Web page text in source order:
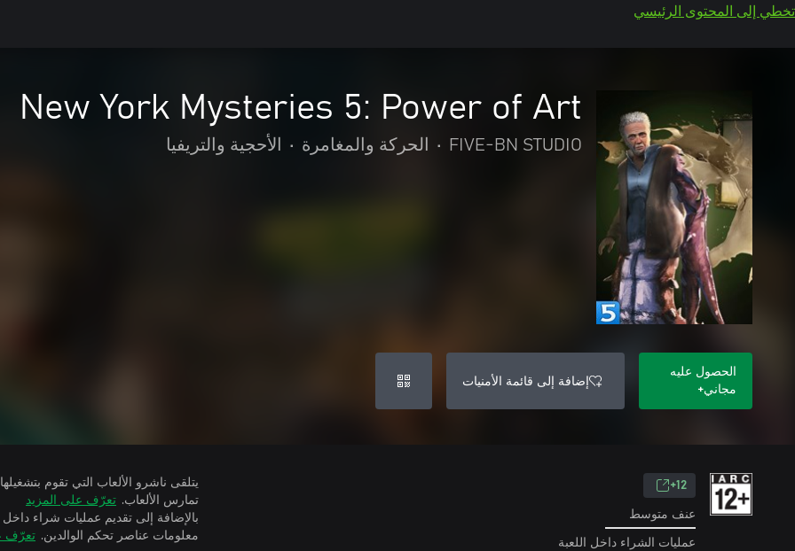
تخطي إلى المحتوى الرئيسي
New York Mysteries 5: Power of Art
FIVE-BN STUDIO
• الحركة والمغامرة • الأحجية والتريفيا
الحصول عليه
مجاني+
إضافة إلى قائمة الأمنيات
12+
عنف متوسط
عمليات الشراء داخل اللعبة
تمارس الألعاب. تعرّف على المزيد
بالإضافة إلى تقديم عمليات شراء داخل
معلومات عناصر تحكم الوالدين. تعرّف